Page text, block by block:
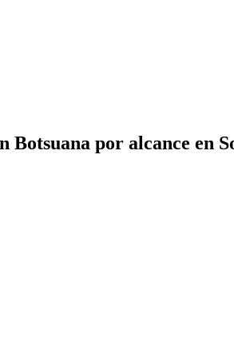
Botsuana por alcance en